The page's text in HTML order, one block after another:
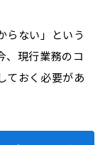
らない」という
、現行業務のコ
ておく必要があ